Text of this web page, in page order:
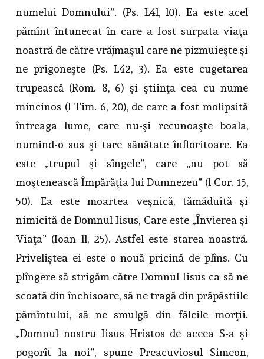
numelui Domnului”. (Ps. L4l, l0). Ea este acel
pămînt întunecat în care a fost surpata viaţa
noastră de către vrăjmaşul care ne pizmuieşte şi
ne prigoneşte (Ps. L42, 3). Ea este cugetarea
trupească (Rom. 8, 6) şi ştiinţa cea cu nume
mincinos (l Tim. 6, 20), de care a fost molipsită
întreaga lume, care nu-şi recunoaşte boala,
numind-o sus şi tare sănătate înfloritoare. Ea
este „trupul şi sîngele”, care „nu pot să
moştenească Împărăţia lui Dumnezeu” (l Cor. 15,
50). Ea este moartea veşnică, tămăduită şi
nimicită de Domnul Iisus, Care este „Învierea şi
Viaţa” (Ioan ll, 25). Astfel este starea noastră.
Priveliştea ei este o nouă pricină de plîns. Cu
plîngere să strigăm către Domnul Iisus ca să ne
scoată din închisoare, să ne tragă din prăpăstiile
pămîntului, să ne smulgă din fălcile morţii.
„Domnul nostru Iisus Hristos de aceea S-a şi
pogorît la noi”, spune Preacuviosul Simeon,